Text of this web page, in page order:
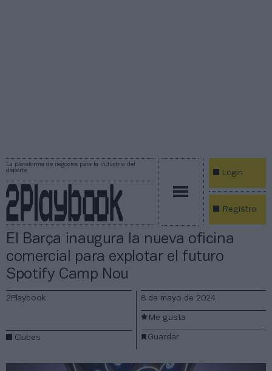
La plataforma de negocios para la industria del
deporte
Login
Registro
El Barça inaugura la nueva oficina
comercial para explotar el futuro
Spotify Camp Nou
2Playbook
Clubes
8 de mayo de 2024
Guardar
Me gusta